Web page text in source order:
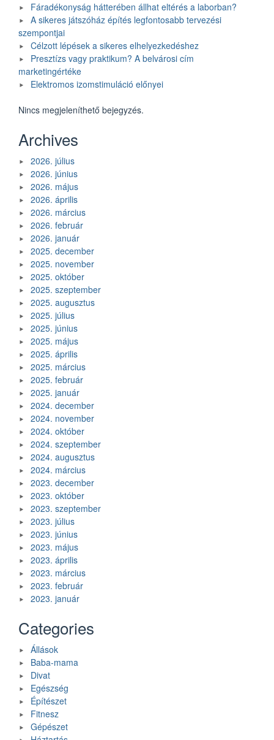
Fáradékonyság hátterében állhat eltérés a laborban?
A sikeres játszóház építés legfontosabb tervezési
szempontjai
Célzott lépések a sikeres elhelyezkedéshez
Presztízs vagy praktikum? A belvárosi cím
marketingértéke
Elektromos izomstimuláció előnyei
Nincs megjeleníthető bejegyzés.
Archives
2026. július
2026. június
2026. május
2026. április
2026. március
2026. február
2026. január
2025. december
2025. november
2025. október
2025. szeptember
2025. augusztus
2025. július
2025. június
2025. május
2025. április
2025. március
2025. február
2025. január
2024. december
2024. november
2024. október
2024. szeptember
2024. augusztus
2024. március
2023. december
2023. október
2023. szeptember
2023. július
2023. június
2023. május
2023. április
2023. március
2023. február
2023. január
Categories
Állások
Baba-mama
Divat
Egészség
Építészet
Fitnesz
Gépészet